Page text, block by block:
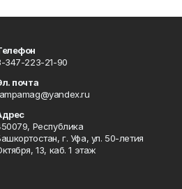
347-223-21-90
почта
Республика
г. Уфа, ул. 50-летия
13, каб. 1 этаж